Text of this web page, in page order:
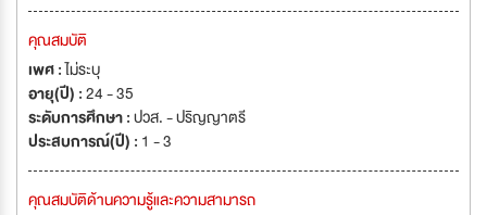
คุณสมบัติ
เพศ :ไม่ระบุ
อายุ(ปี) :24 - 35
ระดับการศึกษา :ปวส. - ปริญญาตรี
ประสบการณ์(ปี) : 1 - 3
คุณสมบัติด้านความรู้และความสามารถ